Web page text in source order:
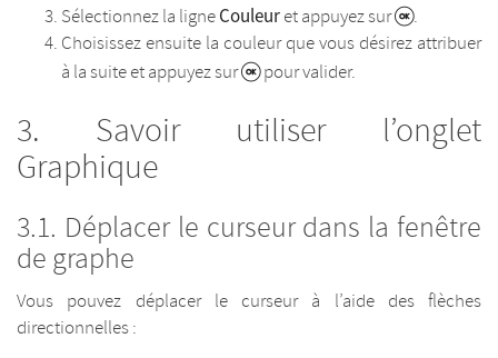
Sélectionnez la ligneCouleuret appuyez sur
.
Choisissez ensuite la couleur que vous désirez attribuer
à la suite et appuyez sur
pour valider.
Savoir utiliser l’onglet
Graphique
Déplacer le curseur dans la fenêtre
de graphe
Vous pouvez déplacer le curseur à l’aide des flèches
directionnelles :